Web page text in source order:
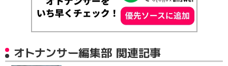
オトナンサー編集部 関連記事